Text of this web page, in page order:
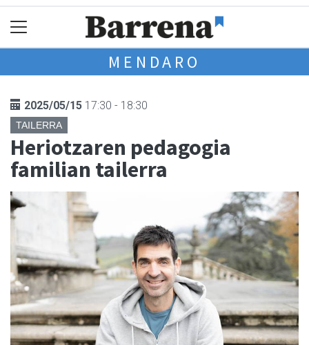
MENDARO
2025/05/15 17:30 - 18:30
TAILERRA
Heriotzaren pedagogia
familian tailerra